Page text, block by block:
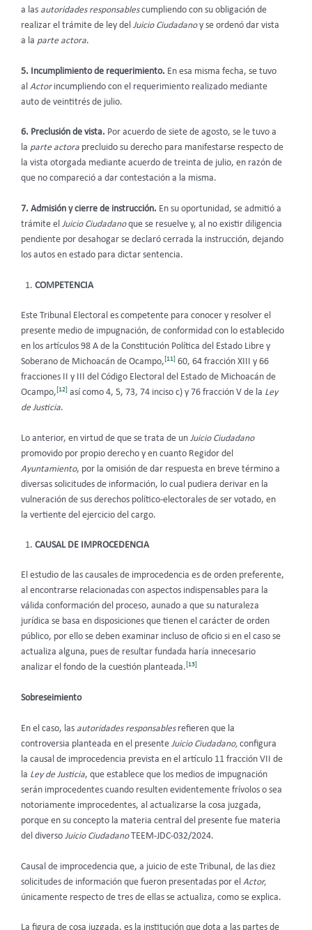
a las autoridades responsablescumpliendo con su obligación de
realizar el trámite de ley del Juicio Ciudadanoy se ordenó dar vista
a la parte actora.
5. Incumplimiento de requerimiento. En esa misma fecha, se tuvo
al Actorincumpliendo con el requerimiento realizado mediante
auto de veintitrés de julio.
6. Preclusión de vista. Por acuerdo de siete de agosto, se le tuvo a
la parte actora precluido su derecho para manifestarse respecto de
la vista otorgada mediante acuerdo de treinta de julio, en razón de
que no compareció a dar contestación a la misma.
7. Admisión y cierre de instrucción. En su oportunidad, se admitió a
trámite el Juicio Ciudadanoque se resuelve y, al no existir diligencia
pendiente por desahogar se declaró cerrada la instrucción, dejando
los autos en estado para dictar sentencia.
COMPETENCIA
Este Tribunal Electoral es competente para conocer y resolver el
presente medio de impugnación, de conformidad con lo establecido
en los artículos 98 A de la Constitución Política del Estado Libre y
Soberano de Michoacán de Ocampo,[11] 60, 64 fracción XIII y 66
fracciones II y III del Código Electoral del Estado de Michoacán de
Ocampo,[12] así como 4, 5, 73, 74 inciso c) y 76 fracción V de la Ley
de Justicia.
Lo anterior, en virtud de que se trata de un Juicio Ciudadano
promovido por propio derecho y en cuanto Regidor del
Ayuntamiento, por la omisión de dar respuesta en breve término a
diversas solicitudes de información, lo cual pudiera derivar en la
vulneración de sus derechos político-electorales de ser votado, en
la vertiente del ejercicio del cargo.
CAUSAL DE IMPROCEDENCIA
El estudio de las causales de improcedencia es de orden preferente,
al encontrarse relacionadas con aspectos indispensables para la
válida conformación del proceso, aunado a que su naturaleza
jurídica se basa en disposiciones que tienen el carácter de orden
público, por ello se deben examinar incluso de oficio si en el caso se
actualiza alguna, pues de resultar fundada haría innecesario
analizar el fondo de la cuestión planteada.[13]
Sobreseimiento
En el caso, las autoridades responsablesrefieren que la
controversia planteada en el presente Juicio Ciudadano, configura
la causal de improcedencia prevista en el artículo 11 fracción VII de
la Ley de Justicia, que establece que los medios de impugnación
serán improcedentes cuando resulten evidentemente frívolos o sea
notoriamente improcedentes, al actualizarse la cosa juzgada,
porque en su concepto la materia central del presente fue materia
del diverso Juicio CiudadanoTEEM-JDC-032/2024.
Causal de improcedencia que, a juicio de este Tribunal, de las diez
solicitudes de información que fueron presentadas por el Actor,
únicamente respecto de tres de ellas se actualiza, como se explica.
La figura de cosa juzgada, es la institución que dota a las partes de